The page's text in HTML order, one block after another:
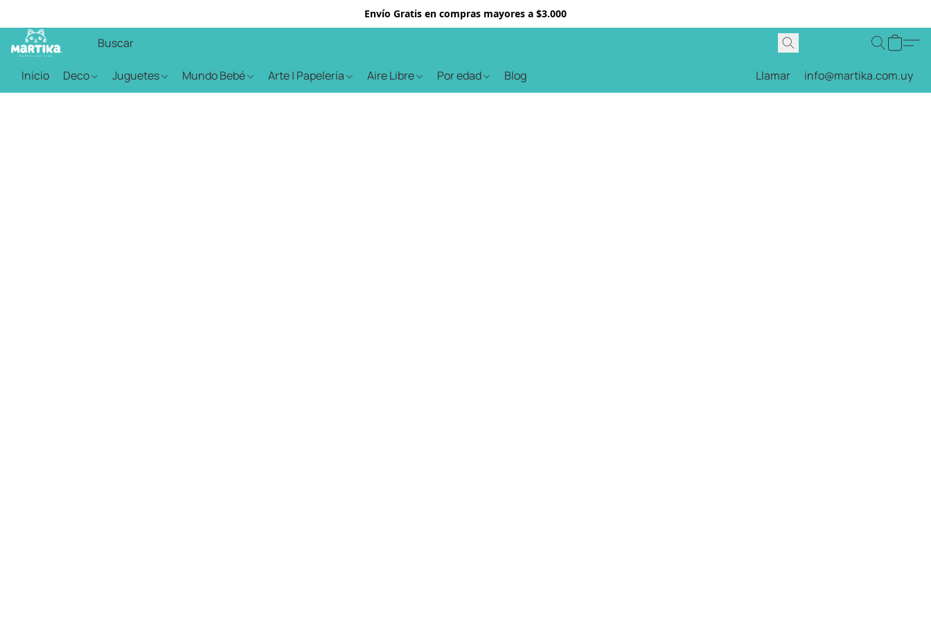
Envío Gratis en compras mayores a $3.000
Inicio Deco Juguetes Mundo Bebé Arte | Papelería Aire Libre Por edad Blog Llamar info@martika.com.uy